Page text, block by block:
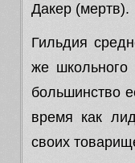
Дакер (мертв).
Гильдия
же школьного
большинство
время как
своих